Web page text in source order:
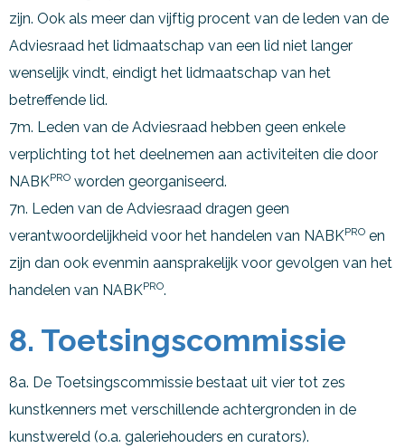
zijn. Ook als meer dan vijftig procent van de leden van de
Adviesraad het lidmaatschap van een lid niet langer
wenselijk vindt, eindigt het lidmaatschap van het
betreffende lid.
7m. Leden van de Adviesraad hebben geen enkele
verplichting tot het deelnemen aan activiteiten die door
NABKPRO worden georganiseerd.
7n. Leden van de Adviesraad dragen geen
verantwoordelijkheid voor het handelen van NABKPRO en
zijn dan ook evenmin aansprakelijk voor gevolgen van het
handelen van NABKPRO.
8. Toetsingscommissie
8a. De Toetsingscommissie bestaat uit vier tot zes
kunstkenners met verschillende achtergronden in de
kunstwereld (o.a. galeriehouders en curators).